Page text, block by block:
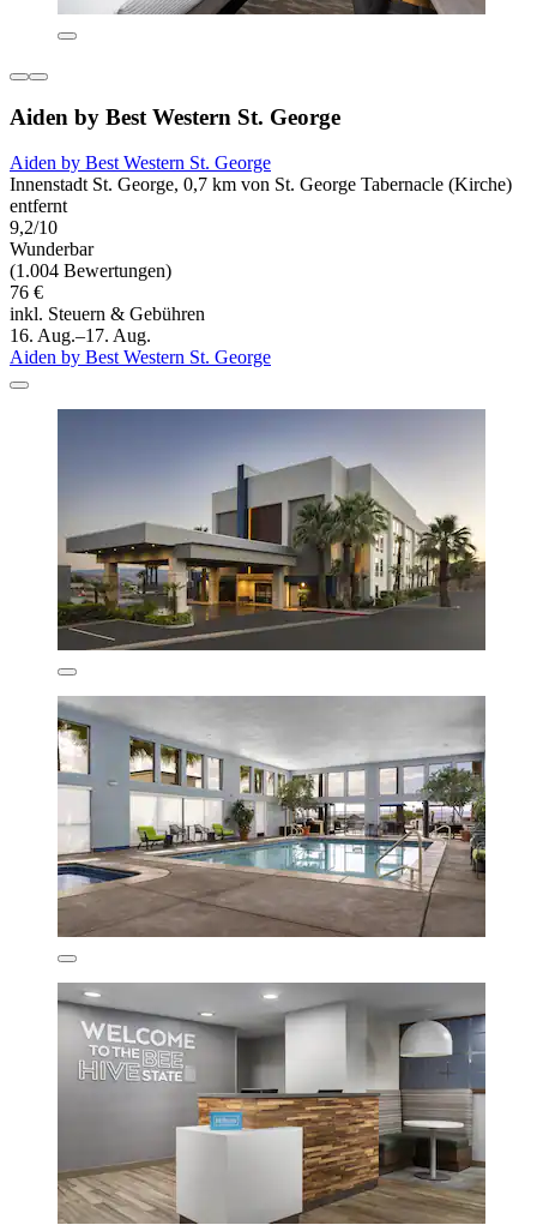
Aiden by Best Western St. George
Aiden by Best Western St. George
Innenstadt St. George, 0,7 km von St. George Tabernacle (Kirche)
entfernt
9,2/10
Wunderbar
(1.004 Bewertungen)
76 €
inkl. Steuern & Gebühren
16. Aug.–17. Aug.
Aiden by Best Western St. George